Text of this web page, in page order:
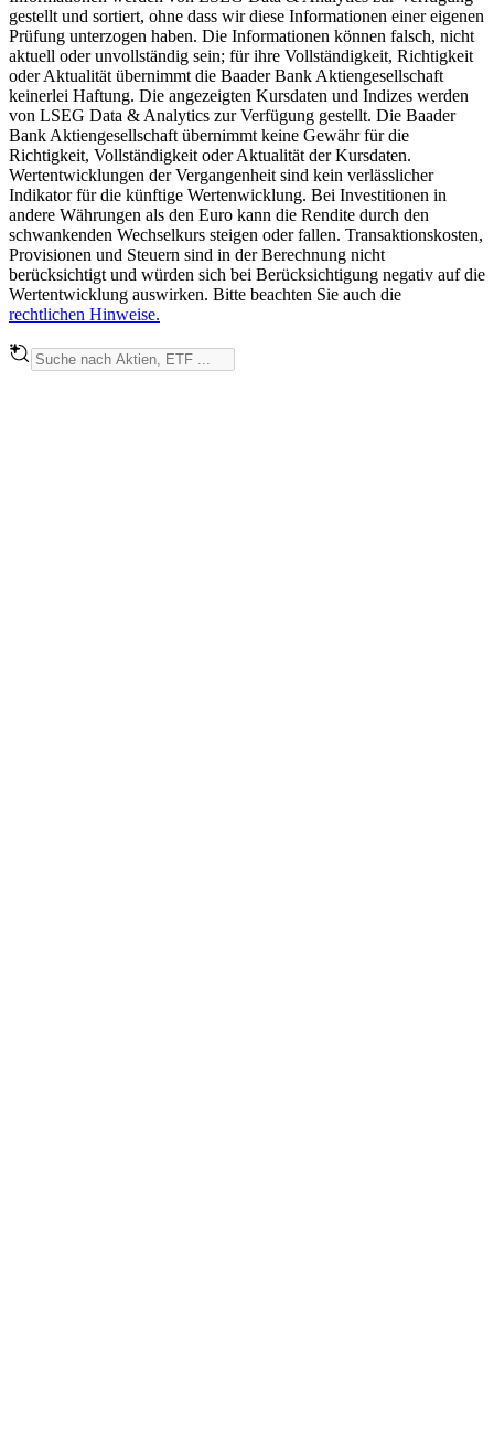
gestellt und sortiert, ohne dass wir diese Informationen einer eigenen
Prüfung unterzogen haben. Die Informationen können falsch, nicht
aktuell oder unvollständig sein; für ihre Vollständigkeit, Richtigkeit
oder Aktualität übernimmt die Baader Bank Aktiengesellschaft
keinerlei Haftung. Die angezeigten Kursdaten und Indizes werden
von LSEG Data & Analytics zur Verfügung gestellt. Die Baader
Bank Aktiengesellschaft übernimmt keine Gewähr für die
Richtigkeit, Vollständigkeit oder Aktualität der Kursdaten.
Wertentwicklungen der Vergangenheit sind kein verlässlicher
Indikator für die künftige Wertenwicklung. Bei Investitionen in
andere Währungen als den Euro kann die Rendite durch den
schwankenden Wechselkurs steigen oder fallen. Transaktionskosten,
Provisionen und Steuern sind in der Berechnung nicht
berücksichtigt und würden sich bei Berücksichtigung negativ auf die
Wertentwicklung auswirken. Bitte beachten Sie auch die
rechtlichen Hinweise.